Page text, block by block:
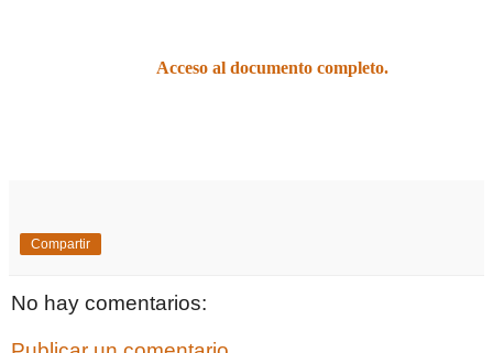
Acceso al documento completo.
Compartir
No hay comentarios: